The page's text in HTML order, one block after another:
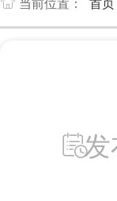
当前位置： 首页
发